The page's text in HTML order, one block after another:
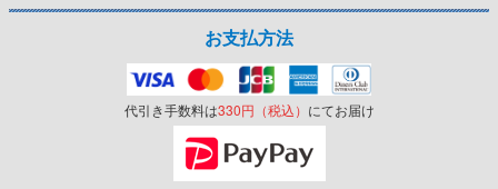
お支払方法
代引き手数料は330円（税込） にてお届け